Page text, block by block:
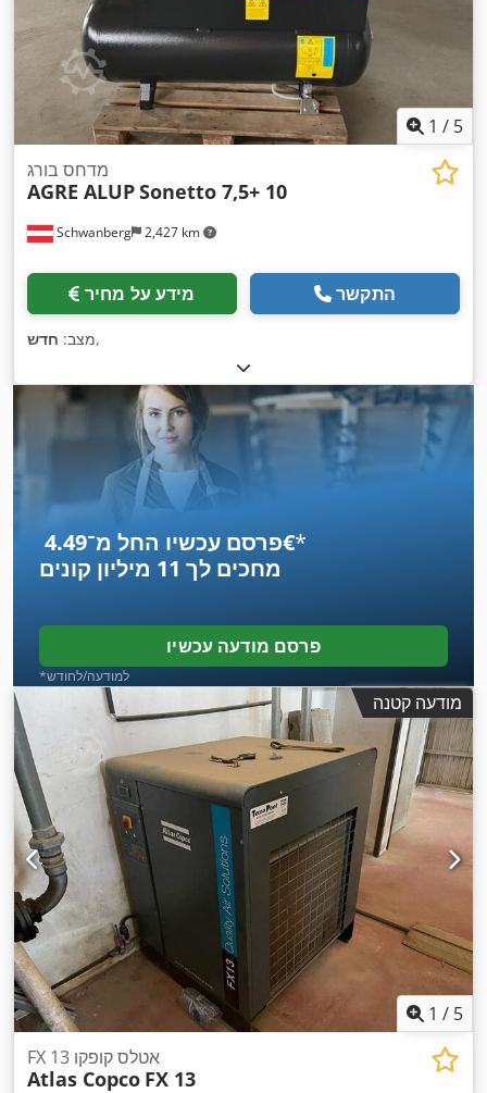
1 / 5
Schwanberg 2,427 km
מדחס בורג
AGRE ALUPSonetto 7,5+ 10
מידע על מחיר התקשר
מצב: חדש ,
פרסם עכשיו החל מ־‏4.49 ‏€*
מחכים לך 11 מיליון קונים
פרסם מודעה עכשיו
*למודעה/לחודש
מודעה קטנה
1 / 5
FX 13 אטלס קופקו
Atlas Copco FX 13